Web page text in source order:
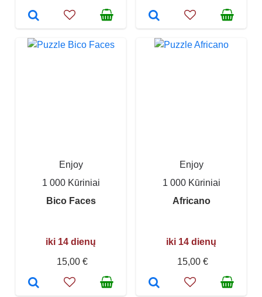
Enjoy
1 000 Kūriniai
Bico Faces
iki 14 dienų
15,00 €
Enjoy
1 000 Kūriniai
Africano
iki 14 dienų
15,00 €